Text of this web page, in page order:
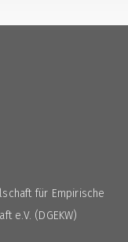
für Empirische
e.V. (DGEKW)